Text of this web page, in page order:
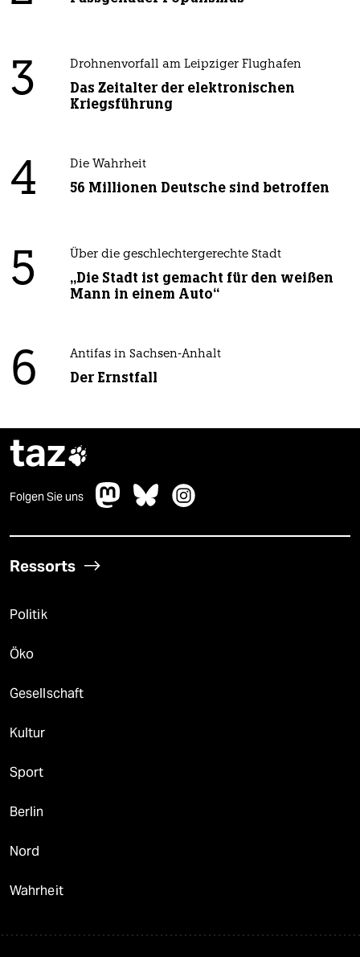
3 Drohnenvorfall am Leipziger Flughafen
Das Zeitalter der elektronischen
Kriegsführung
4 Die Wahrheit
56 Millionen Deutsche sind betroffen
5 Über die geschlechtergerechte Stadt
„Die Stadt ist gemacht für den weißen
Mann in einem Auto“
6 Antifas in Sachsen-Anhalt
Der Ernstfall
taz
Folgen Sie uns
Ressorts
Politik
Öko
Gesellschaft
Kultur
Sport
Berlin
Nord
Wahrheit